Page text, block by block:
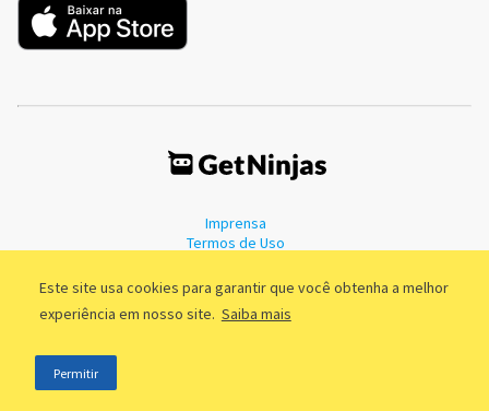
Este site usa cookies para garantir que você obtenha a melhor
experiência em nosso site. Saiba mais
Permitir
Imprensa
Termos de Uso
©2011 - 2026, GetNinjas LTDA. CNPJ 55.744.877/0001-89 - Rua Dr.
Fernandes Coelho, 85 - 3º andar - São Paulo/SP - Brasil